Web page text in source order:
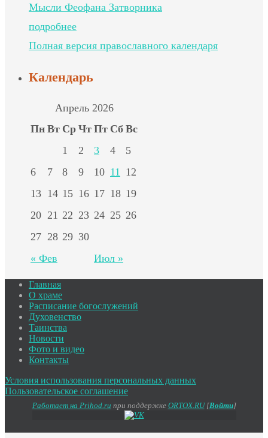
Мысли Феофана Затворника
подробнее
Полная версия православного календаря
Календарь
Апрель 2026
Пн Вт Ср Чт Пт Сб Вс
« Фев Июл »
1 2 3 4
5
6
7 8 9 10 11
12
13 14 15 16 17 18 19
20 21 22 23 24 25 26
27 28 29 30
Главная
О храме
Расписание богослужений
Духовенство
Таинства
Новости
Фото и видео
Контакты
Условия использования персональных данных
Пользовательское соглашение
Работает на Prihod.ru при поддержке ORTOX.RU[Войти]